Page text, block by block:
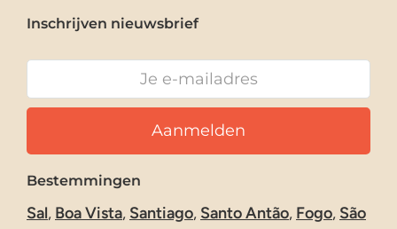
Inschrijven nieuwsbrief
Bestemmingen
Sal, Boa Vista, Santiago, Santo Antão, Fogo, São